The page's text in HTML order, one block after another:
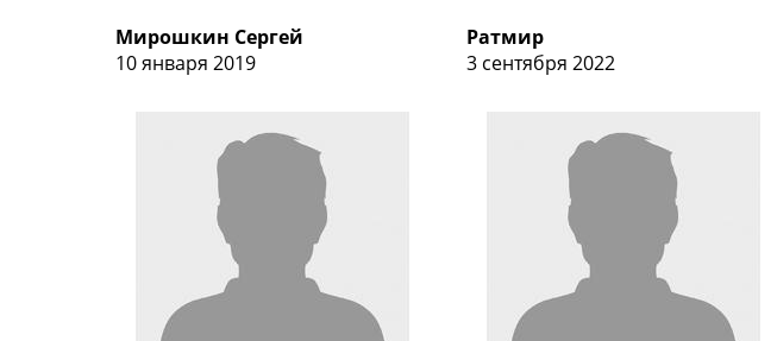
Мирошкин Сергей
10 января 2019
Ратмир
3 сентября 2022